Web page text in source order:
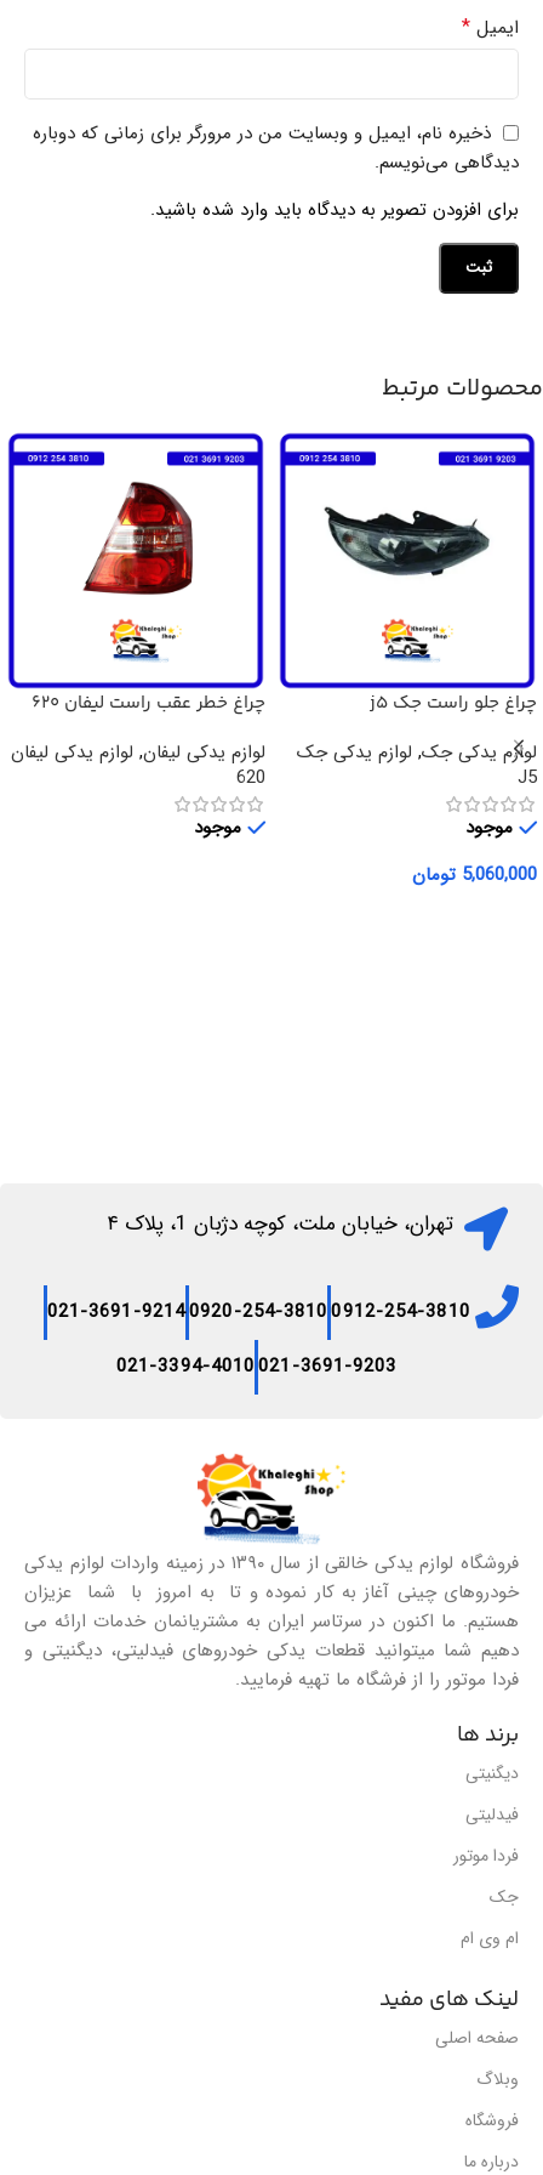
ایمیل *
ذخیره نام، ایمیل و وبسایت من در مرورگر برای زمانی که دوباره
دیدگاهی می‌نویسم.
برای افزودن تصویر به دیدگاه باید وارد شده باشید.
محصولات مرتبط
چراغ جلو راست جک j5
لوازم یدکی جک, لوازم یدکی جک
J5
موجود
5,060,000 تومان
چراغ خطر عقب راست لیفان 620
لوازم یدکی لیفان, لوازم یدکی لیفان
620
موجود
تهران، خیابان ملت، کوچه دژبان 1، پلاک ۴
0912-254-3810
0920-254-3810
021-3691-9214
021-3691-9203
021-3394-4010
فروشگاه لوازم یدکی خالقی از سال ۱۳۹۰ در زمینه واردات لوازم یدکی
خودروهای چینی آغاز به کار نموده و تا به امروز با شما عزیزان
هستیم. ما اکنون در سرتاسر ایران به مشتریانمان خدمات ارائه می
دهیم شما میتوانید قطعات یدکی خودروهای فیدلیتی، دیگنیتی و
فردا موتور را از فرشگاه ما تهیه فرمایید.
برند ها
دیگنیتی
فیدلیتی
فردا موتور
جک
ام وی ام
لینک های مفید
صفحه اصلی
وبلاگ
فروشگاه
درباره ما